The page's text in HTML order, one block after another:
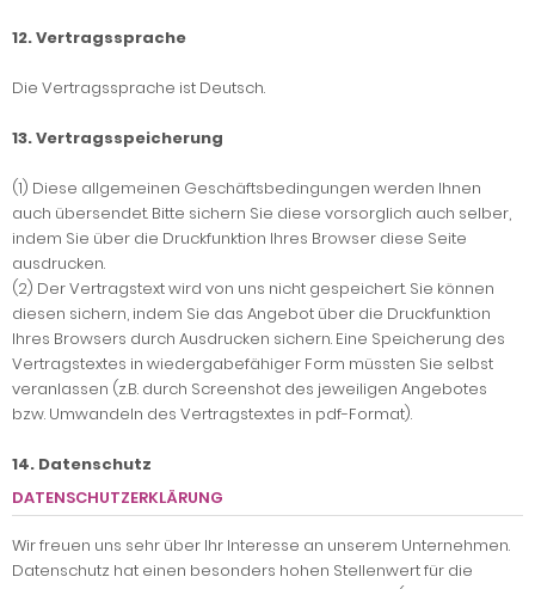
12. Vertragssprache
Die Vertragssprache ist Deutsch.
13. Vertragsspeicherung
(1) Diese allgemeinen Geschäftsbedingungen werden Ihnen
auch übersendet. Bitte sichern Sie diese vorsorglich auch selber,
indem Sie über die Druckfunktion Ihres Browser diese Seite
ausdrucken.
(2) Der Vertragstext wird von uns nicht gespeichert. Sie können
diesen sichern, indem Sie das Angebot über die Druckfunktion
Ihres Browsers durch Ausdrucken sichern. Eine Speicherung des
Vertragstextes in wiedergabefähiger Form müssten Sie selbst
veranlassen (z.B. durch Screenshot des jeweiligen Angebotes
bzw. Umwandeln des Vertragstextes in pdf-Format).
14. Datenschutz
DATENSCHUTZERKLÄRUNG
Wir freuen uns sehr über Ihr Interesse an unserem Unternehmen.
Datenschutz hat einen besonders hohen Stellenwert für die